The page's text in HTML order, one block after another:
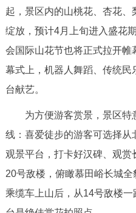
起，景区内的山桃花、杏花
绽放，预计4月上旬进入盛花
会国际山花节也将正式拉开
幕式上，机器人舞蹈、传统民
台献艺。
为方便游客赏景，景区特
线：喜爱徒步的游客可选择
观景平台，打卡好汉碑、观
20号敌楼，俯瞰慕田峪长城
乘缆车上山后，从14号敌楼